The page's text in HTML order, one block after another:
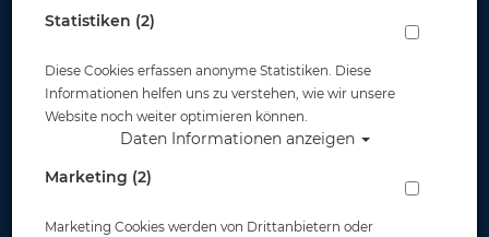
Statistiken (2)
Diese Cookies erfassen anonyme Statistiken. Diese
Informationen helfen uns zu verstehen, wie wir unsere
Website noch weiter optimieren können.
Daten Informationen anzeigen
Marketing (2)
Marketing Cookies werden von Drittanbietern oder